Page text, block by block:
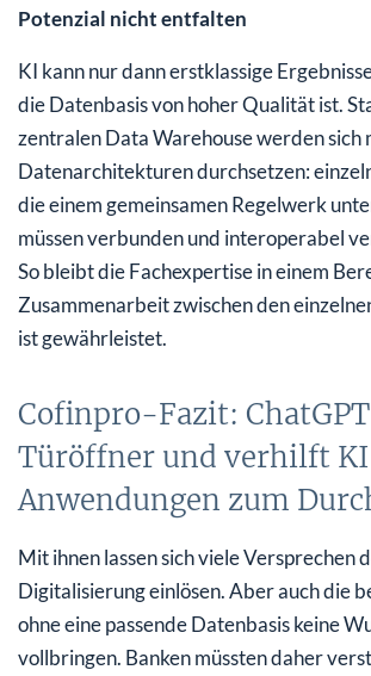
Potenzial nicht entfalten
KI kann nur dann erstklassige
die Datenbasis von hoher Qualität ist.
zentralen Data Warehouse werden sich
Datenarchitekturen durchsetzen:
die einem gemeinsamen Regelwerk
müssen verbunden und interoperabel
So bleibt die Fachexpertise in einem
Zusammenarbeit zwischen den
ist gewährleistet.
Cofinpro-Fazit:
Türöffner und verhilft
Anwendungen zum
Mit ihnen lassen sich viele Versprechen
Digitalisierung einlösen. Aber auch die
ohne eine passende Datenbasis keine
vollbringen. Banken müssten daher